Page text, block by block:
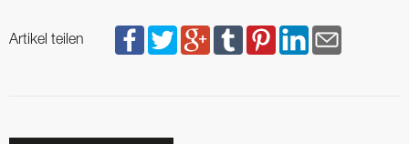
Artikel teilen